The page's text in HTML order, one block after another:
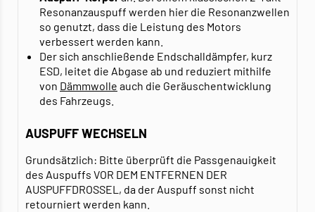
Resonanzauspuff werden hier die Resonanzwellen
so genutzt, dass die Leistung des Motors
verbessert werden kann.
Der sich anschließende Endschalldämpfer, kurz
ESD, leitet die Abgase ab und reduziert mithilfe
von Dämmwolle auch die Geräuschentwicklung
des Fahrzeugs.
AUSPUFF WECHSELN
Grundsätzlich: Bitte überprüft die Passgenauigkeit
des Auspuffs VOR DEM ENTFERNEN DER
AUSPUFFDROSSEL, da der Auspuff sonst nicht
retourniert werden kann.